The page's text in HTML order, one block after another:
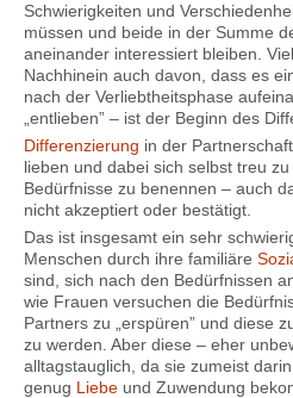
Schwierigkeiten und
müssen und beide in der Summe
aneinander interessiert bleiben.
Nachhinein auch davon, dass es
nach der Verliebtheitsphase
„entlieben” – ist der Beginn des
Differenzierung in der
lieben und dabei sich selbst treu
Bedürfnisse zu benennen – auch
nicht akzeptiert oder bestätigt.
Das ist insgesamt ein sehr
Menschen durch ihre familiäre
sind, sich nach den Bedürfnissen
wie Frauen versuchen die
Partners zu „erspüren” und diese
zu werden. Aber diese – eher
alltagstauglich, da sie zumeist
genug Liebe und Zuwendung